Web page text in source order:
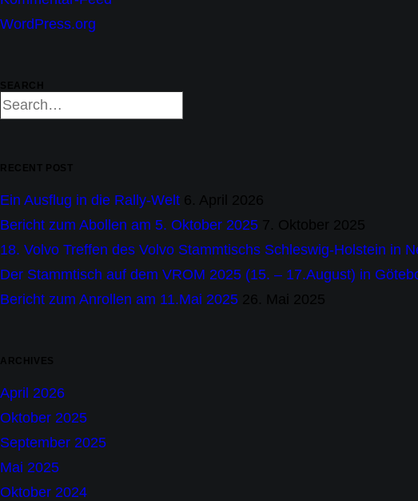
WordPress.org
SEARCH
RECENT POST
Ein Ausflug in die Rally-Welt 6. April 2026
Bericht zum Abollen am 5. Oktober 2025 7. Oktober 2025
18. Volvo Treffen des Volvo Stammtischs Schleswig-Holstein in
Der Stammtisch auf dem VROM 2025 (15. – 17.August) in
Bericht zum Anrollen am 11.Mai 2025 26. Mai 2025
ARCHIVES
April 2026
Oktober 2025
September 2025
Mai 2025
Oktober 2024